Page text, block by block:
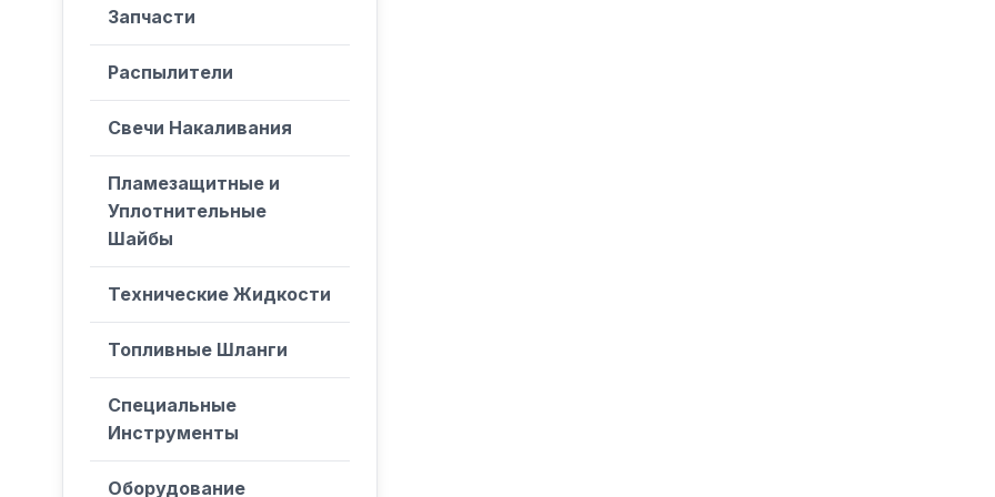
Запчасти
Распылители
Свечи Накаливания
Пламезащитные и
Уплотнительные
Шайбы
Технические Жидкости
Топливные Шланги
Специальные
Инструменты
Оборудование